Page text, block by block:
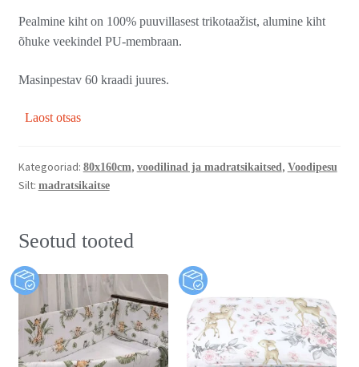
Pealmine kiht on 100% puuvillasest trikotaažist, alumine kiht
õhuke veekindel PU-membraan.
Masinpestav 60 kraadi juures.
Laost otsas
Kategooriad: 80x160cm, voodilinad ja madratsikaitsed, Voodipesu
Silt: madratsikaitse
Seotud tooted